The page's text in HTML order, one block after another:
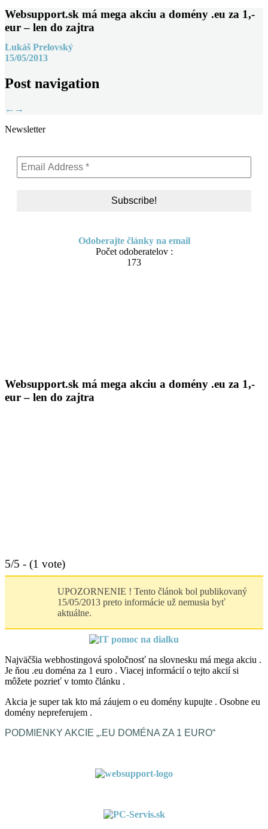
Websupport.sk má mega akciu a domény .eu za 1,-
eur – len do zajtra
Lukáš Prelovský
15/05/2013
Post navigation
← →
Newsletter
Odoberajte články na email
Počet odoberatelov :
173
Websupport.sk má mega akciu a domény .eu za 1,-
eur – len do zajtra
5/5 - (1 vote)
UPOZORNENIE ! Tento článok bol publikovaný
15/05/2013 preto informácie už nemusia byť
aktuálne.
Najväčšia webhostingová spoločnosť na slovnesku má mega akciu .
Je ňou .eu doména za 1 euro . Viacej informácií o tejto akcií si
môžete pozrieť v tomto článku .
Akcia je super tak kto má záujem o eu domény kupujte . Osobne eu
domény nepreferujem .
PODMIENKY AKCIE „.EU DOMÉNA ZA 1 EURO“